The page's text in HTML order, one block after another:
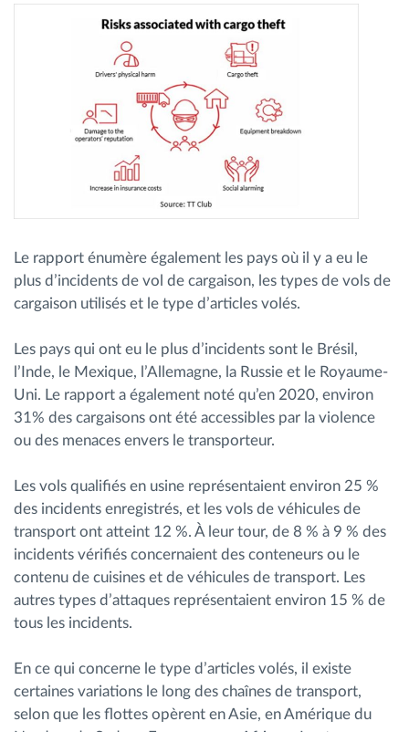
Le rapport énumère également les pays où il y a eu le
plus d’incidents de vol de cargaison, les types de vols de
cargaison utilisés et le type d’articles volés.
Les pays qui ont eu le plus d’incidents sont le Brésil,
l’Inde, le Mexique, l’Allemagne, la Russie et le Royaume-
Uni. Le rapport a également noté qu’en 2020, environ
31% des cargaisons ont été accessibles par la violence
ou des menaces envers le transporteur.
Les vols qualifiés en usine représentaient environ 25 %
des incidents enregistrés, et les vols de véhicules de
transport ont atteint 12 %. À leur tour, de 8 % à 9 % des
incidents vérifiés concernaient des conteneurs ou le
contenu de cuisines et de véhicules de transport. Les
autres types d’attaques représentaient environ 15 % de
tous les incidents.
En ce qui concerne le type d’articles volés, il existe
certaines variations le long des chaînes de transport,
selon que les flottes opèrent en Asie, en Amérique du